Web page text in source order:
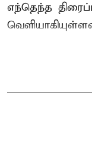
எந்தெந்த